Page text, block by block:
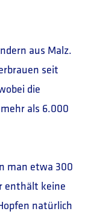
aus Malz.
seit
die
als 6.000
man etwa 300
enthält keine
natürlich